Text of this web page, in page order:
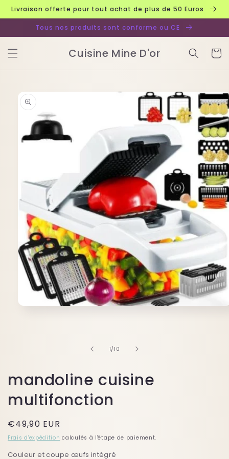
passer
au
contenu
Livraison offerte pour tout achat de plus de 50 Euros
Tous nos produits sont conforme ou CE
Cuisine Mine D'or Panier
Passer aux
informations
1/de
10
mandoline cuisine
multifonction
Prix
habituel
€49,90 EUR
Frais d'expédition calculés à l'étape de paiement.
Couleur et coupe œufs intégré